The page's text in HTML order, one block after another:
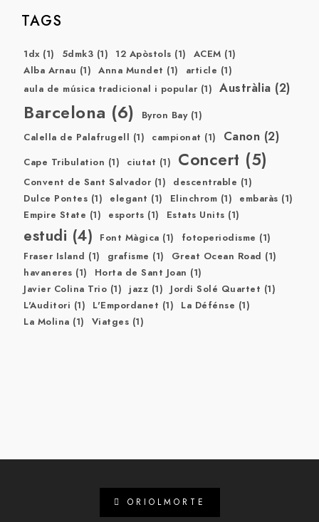
TAGS
1dx(1) 5dmk3 (1) 12 Apòstols (1) ACEM (1)
Alba Arnau (1) Anna Mundet (1) article (1)
aula de música tradicional i popular (1) Austràlia (2)
Barcelona (6) Byron Bay(1)
Calella de Palafrugell (1) campionat (1) Canon (2)
Cape Tribulation (1) ciutat (1) Concert (5)
Convent de Sant Salvador (1) descentrable (1)
Dulce Pontes (1) elegant (1) Elinchrom (1) embaràs (1)
Empire State (1) esports (1) Estats Units (1)
estudi (4) Font Màgica (1) fotoperiodisme (1)
Fraser Island (1) grafisme (1) Great Ocean Road (1)
havaneres (1) Horta de Sant Joan (1)
Javier Colina Trio (1) jazz (1) Jordi Solé Quartet (1)
L'Auditori (1) L'Empordanet (1) La Défénse (1)
La Molina (1) Viatges (1)
ORIOLMORTE